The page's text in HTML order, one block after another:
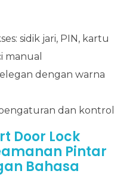
sidik jari, PIN, kartu
manual
dengan warna
dan kontrol
Door Lock
Pintar
Bahasa